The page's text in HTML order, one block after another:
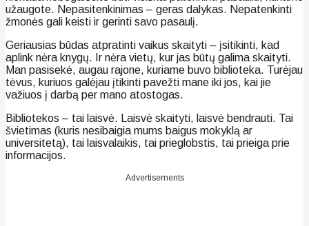
užaugote. Nepasitenkinimas – geras dalykas. Nepatenkinti
žmonės gali keisti ir gerinti savo pasaulį.
Geriausias būdas atpratinti vaikus skaityti – įsitikinti, kad
aplink nėra knygų. Ir nėra vietų, kur jas būtų galima skaityti.
Man pasisekė, augau rajone, kuriame buvo biblioteka. Turėjau
tėvus, kuriuos galėjau įtikinti pavežti mane iki jos, kai jie
važiuos į darbą per mano atostogas.
Bibliotekos – tai laisvė. Laisvė skaityti, laisvė bendrauti. Tai
švietimas (kuris nesibaigia mums baigus mokyklą ar
universitetą), tai laisvalaikis, tai prieglobstis, tai prieiga prie
informacijos.
Advertisements